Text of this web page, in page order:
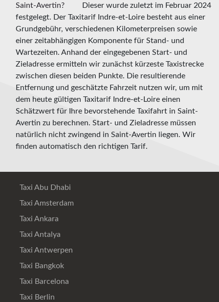
Dieser wurde zuletzt im Februar 2024
festgelegt. Der Taxitarif Indre-et-Loire besteht aus einer
Grundgebühr, verschiedenen Kilometerpreisen sowie
einer zeitabhängigen Komponente für Stand- und
Wartezeiten. Anhand der eingegebenen Start- und
Zieladresse ermitteln wir zunächst kürzeste Taxistrecke
zwischen diesen beiden Punkte. Die resultierende
Entfernung und geschätzte Fahrzeit nutzen wir, um mit
dem heute gültigen Taxitarif Indre-et-Loire einen
Schätzwert für Ihre bevorstehende Taxifahrt in Saint-
Avertin zu berechnen. Start- und Zieladresse müssen
natürlich nicht zwingend in Saint-Avertin liegen. Wir
finden automatisch den richtigen Tarif.
Taxi Abu Dhabi
Taxi Amsterdam
Taxi Ankara
Taxi Antalya
Taxi Antwerpen
Taxi Bangkok
Taxi Barcelona
Taxi Berlin